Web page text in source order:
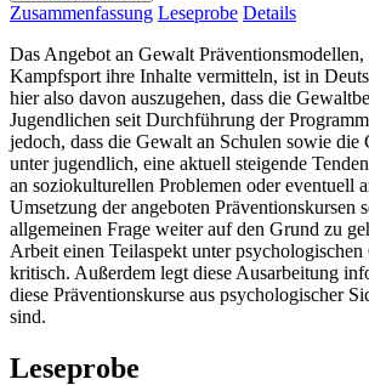
Zusammenfassung Leseprobe Details
Das Angebot an Gewalt
Kampfsport ihre Inhalte vermitteln, ist in
hier also davon auszugehen, dass die
Jugendlichen seit Durchführung der
jedoch, dass die Gewalt an Schulen sowie die
unter jugendlich, eine aktuell steigende
an soziokulturellen Problemen oder eventuell
Umsetzung der angeboten Präventionskursen
allgemeinen Frage weiter auf den Grund zu
Arbeit einen Teilaspekt unter psychologischen
kritisch. Außerdem legt diese Ausarbeitung
diese Präventionskurse aus psychologischer
sind.
Leseprobe